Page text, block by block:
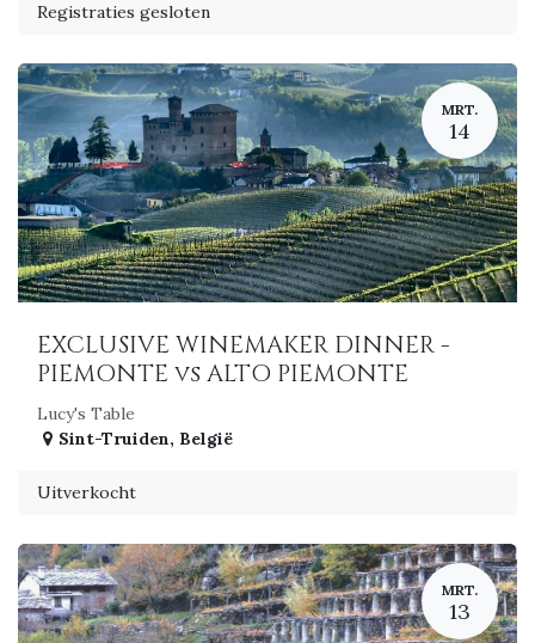
Registraties gesloten
MRT.
14
EXCLUSIVE WINEMAKER DINNER -
PIEMONTE vs ALTO PIEMONTE
Lucy's Table
Sint-Truiden, België
Uitverkocht
MRT.
13